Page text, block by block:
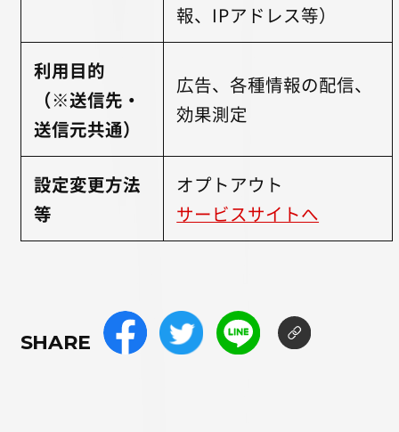
報、IPアドレス等）
利用目的
（※送信先・
送信元共通）
広告、各種情報の配信、
効果測定
設定変更方法
等
オプトアウト
サービスサイトへ
SHARE